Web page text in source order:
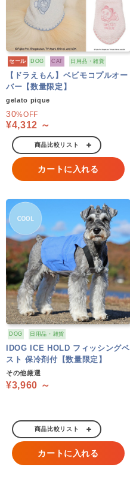
セール DOG CAT 日用品・雑貨
【ドラえもん】ベビモコプルオー
バー【数量限定】
gelato pique
30%OFF
¥4,312 ～
商品比較リスト
カートに入れる
DOG 日用品・雑貨
IDOG ICE HOLD フィッシングベ
スト 保冷剤付【数量限定】
その他厳選
¥3,960 ～
商品比較リスト
カートに入れる